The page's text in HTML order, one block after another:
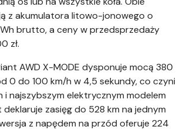
z akumulatora litowo-jonowego o
brutto, a ceny w przedsprzedaży
zł.
AWD X-MODE dysponuje mocą 380
0 do 100 km/h w 4,5 sekundy, co czyni
i najszybszym elektrycznym modelem
zasięg do 528 km na jednym
z napędem na przód oferuje 224